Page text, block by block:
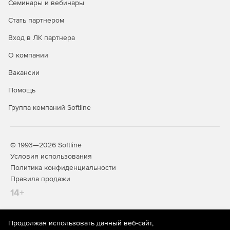
панели инструментов по умолчанию.
WordPerfect Office X8 упрощает рабочий процесс за
счет возможности мгновенного просмотра
Office X8 также включает новые шаблоны APA
Language Association) и Turabian Style Guide.
10, 8.1 и Windows 7.
страницы на экране; улучшенную команду отмены
действия и другое.
В дополнительную библиотеку входят 10 000
Семинары и вебинары
Стать партнером
Вход в ЛК партнера
О компании
Вакансии
Помощь
Группа компаний Softline
© 1993—2026 Softline
Условия использования
Политика конфиденциальности
Правила продажи
14+
Продолжая использовать данный веб-сайт,